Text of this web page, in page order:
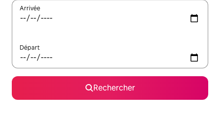
Arrivée
Départ
Rechercher